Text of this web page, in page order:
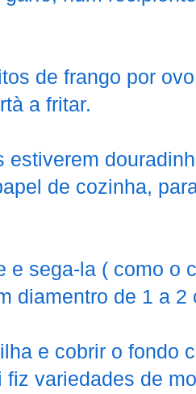
de frango por
a fritar.
estiverem
de cozinha,
e sega-la ( como o
diamentro de 1 a 2
e cobrir o fondo
fiz variedades de